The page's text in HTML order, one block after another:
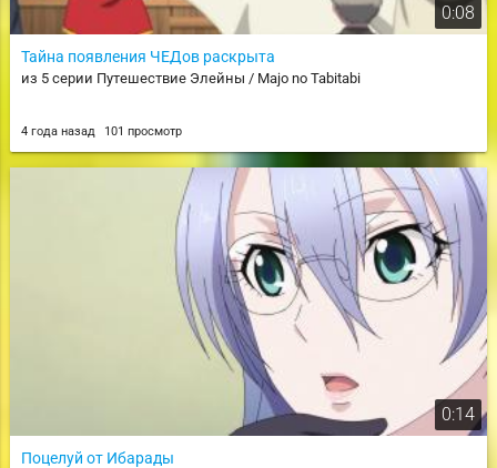
0:08
Тайна появления ЧЕДов раскрыта
из 5 серии Путешествие Элейны / Majo no Tabitabi
4 года назад 101 просмотр
0:14
Поцелуй от Ибарады